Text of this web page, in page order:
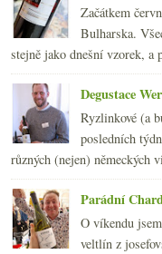
►května
dubna
března
►února(20)
►ledna (20)
►2008(270)
►2007(108)
Začátkem
Bulharska.
stejně jako dnešní vzorek, a
Degustace
Ryzlinkové (a
posledních
různých (nejen) německých
Parádní
O víkendu
veltlín z